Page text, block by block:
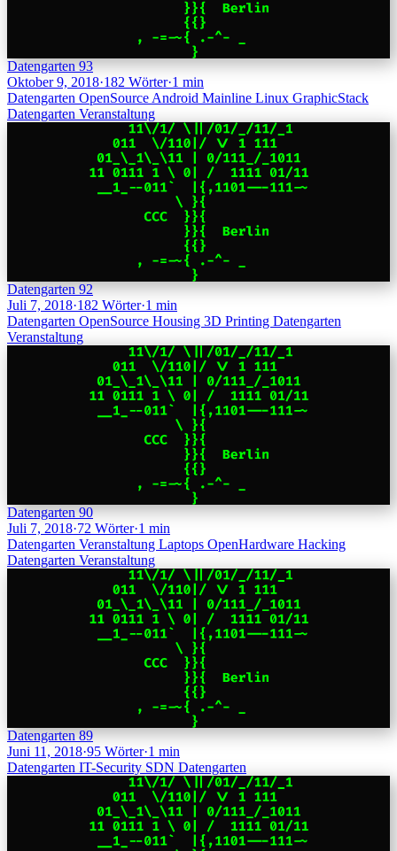
Datengarten 93
Oktober 9, 2018·182 Wörter·1 min
Datengarten OpenSource Android Mainline Linux GraphicStack
Datengarten Veranstaltung
Datengarten 92
Juli 7, 2018·182 Wörter·1 min
Datengarten OpenSource Housing 3D Printing Datengarten
Veranstaltung
Datengarten 90
Juli 7, 2018·72 Wörter·1 min
Datengarten Veranstaltung Laptops OpenHardware Hacking
Datengarten Veranstaltung
Datengarten 89
Juni 11, 2018·95 Wörter·1 min
Datengarten IT-Security SDN Datengarten